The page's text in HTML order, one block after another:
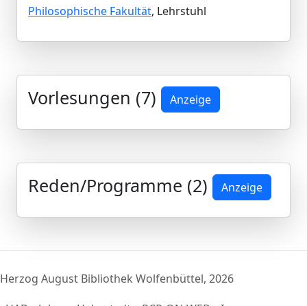
Philosophische Fakultät, Lehrstuhl
Vorlesungen (7) Anzeige
Reden/Programme (2) Anzeige
Herzog August Bibliothek Wolfenbüttel, 2026